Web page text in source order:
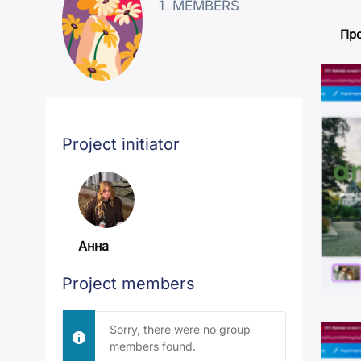
1 MEMBERS
Project initiator
Анна
Project members
Sorry, there were no group
members found.